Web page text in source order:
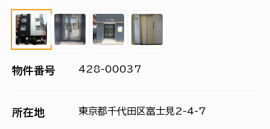
物件番号 428-00037
所在地 東京都千代田区富士見2-4-7